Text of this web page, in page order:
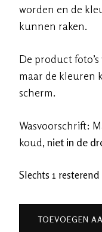
worden en de
kunnen raken.
De product
maar de kleuren
scherm.
Wasvoorschrift:
koud, niet in de
Slechts 1
Handgeverfde
garenTOEVOEGEN